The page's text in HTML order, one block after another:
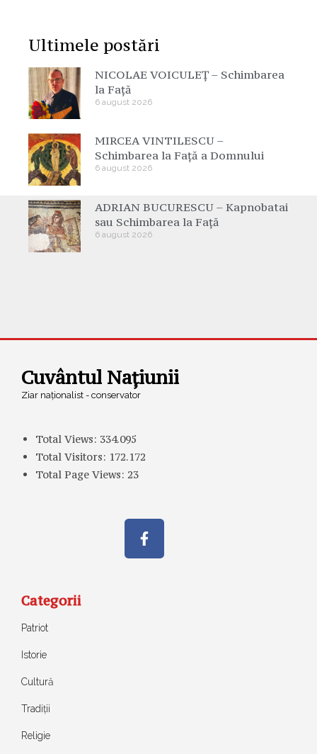
Ultimele postări
NICOLAE VOICULEȚ – Schimbarea
la Față
6 august 2026
MIRCEA VINTILESCU –
Schimbarea la Față a Domnului
6 august 2026
ADRIAN BUCURESCU – Kapnobatai
sau Schimbarea la Față
6 august 2026
Cuvântul Națiunii
Ziar naționalist - conservator
Total Views: 334.095
Total Visitors: 172.172
Total Page Views: 23
Categorii
Patriot
Istorie
Cultură
Tradiții
Religie